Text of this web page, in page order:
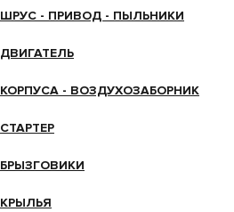
ШРУС - ПРИВОД - ПЫЛЬНИКИ
ДВИГАТЕЛЬ
КОРПУСА - ВОЗДУХОЗАБОРНИК
СТАРТЕР
БРЫЗГОВИКИ
КРЫЛЬЯ